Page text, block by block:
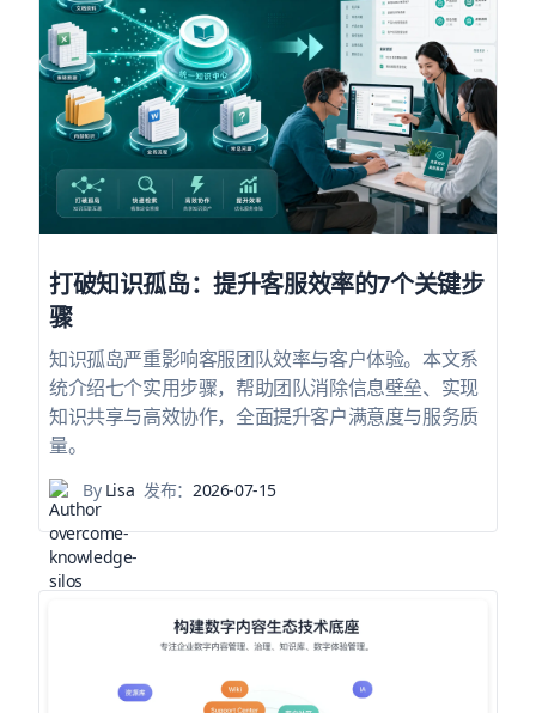
打破知识孤岛：提升客服效率的7个关键步
骤
知识孤岛严重影响客服团队效率与客户体验。本文系
统介绍七个实用步骤，帮助团队消除信息壁垒、实现
知识共享与高效协作，全面提升客户满意度与服务质
量。
ByLisa 发布：2026-07-15